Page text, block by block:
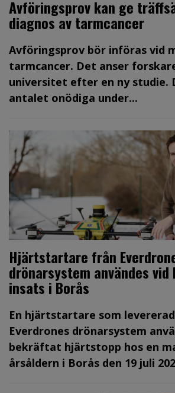
Avföringsprov kan ge
diagnos av tarmcancer
Avföringsprov bör införas vid
tarmcancer. Det anser
universitet efter en ny studie.
antalet onödiga under...
Hjärtstartare från
drönarsystem användes vid
insats i Borås
En hjärtstartare som
Everdrones drönarsystem
bekräftat hjärtstopp hos en
årsåldern i Borås den 19 juli